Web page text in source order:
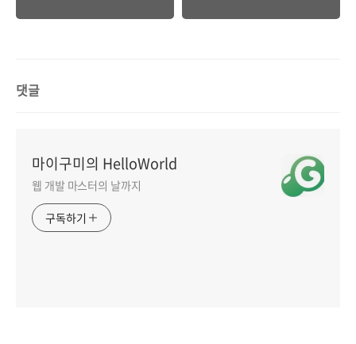
댓글
마이구미의 HelloWorld
웹 개발 마스터의 날까지
구독하기